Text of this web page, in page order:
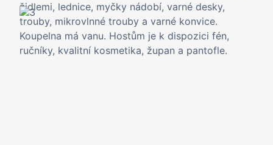
židlemi, lednice, myčky nádobí, varné desky,
trouby, mikrovlnné trouby a varné konvice.
Koupelna má vanu. Hostům je k dispozici fén,
ručníky, kvalitní kosmetika, župan a pantofle.